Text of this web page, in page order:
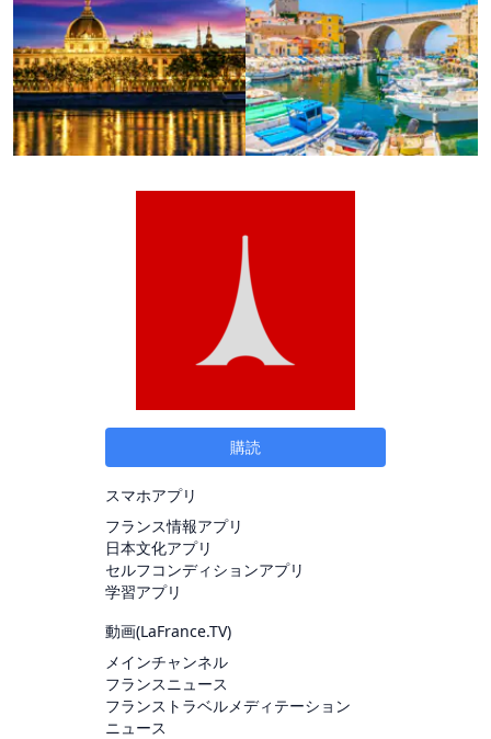
購読
スマホアプリ
フランス情報アプリ
日本文化アプリ
セルフコンディションアプリ
学習アプリ
動画(LaFrance.TV)
メインチャンネル
フランスニュース
フランストラベルメディテーション
ニュース